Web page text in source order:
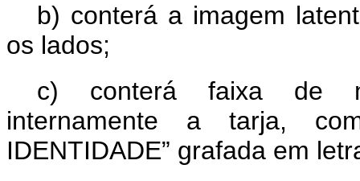
b) conterá a imagem
os lados;
c) conterá faixa de
internamente a tarja,
IDENTIDADE” grafada em